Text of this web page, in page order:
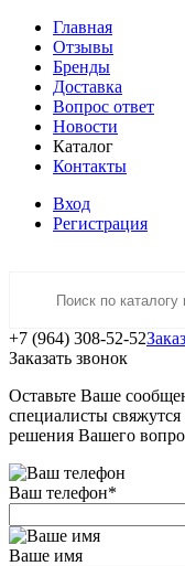
Главная
Отзывы
Бренды
Доставка
Вопрос ответ
Новости
Каталог
Контакты
Вход
Регистрация
+7 (964) 308-52-52
Заказать звонок
Оставьте Ваше
специалисты
решения Вашего
Ваш телефон*
Ваше имя